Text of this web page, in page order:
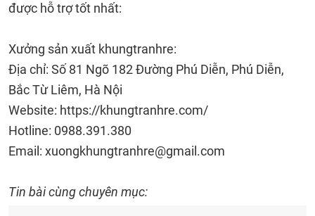
được hỗ trợ tốt nhất:
Xưởng sản xuất khungtranhre:
Địa chỉ: Số 81 Ngõ 182 Đường Phú Diễn, Phú Diễn,
Bắc Từ Liêm, Hà Nội
Website: https://khungtranhre.com/
Hotline: 0988.391.380
Email: xuongkhungtranhre@gmail.com
Tin bài cùng chuyên mục: